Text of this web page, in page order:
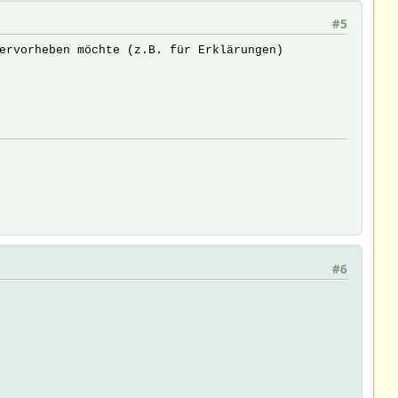
#5
möchte (z.B. für Erklärungen)
#6